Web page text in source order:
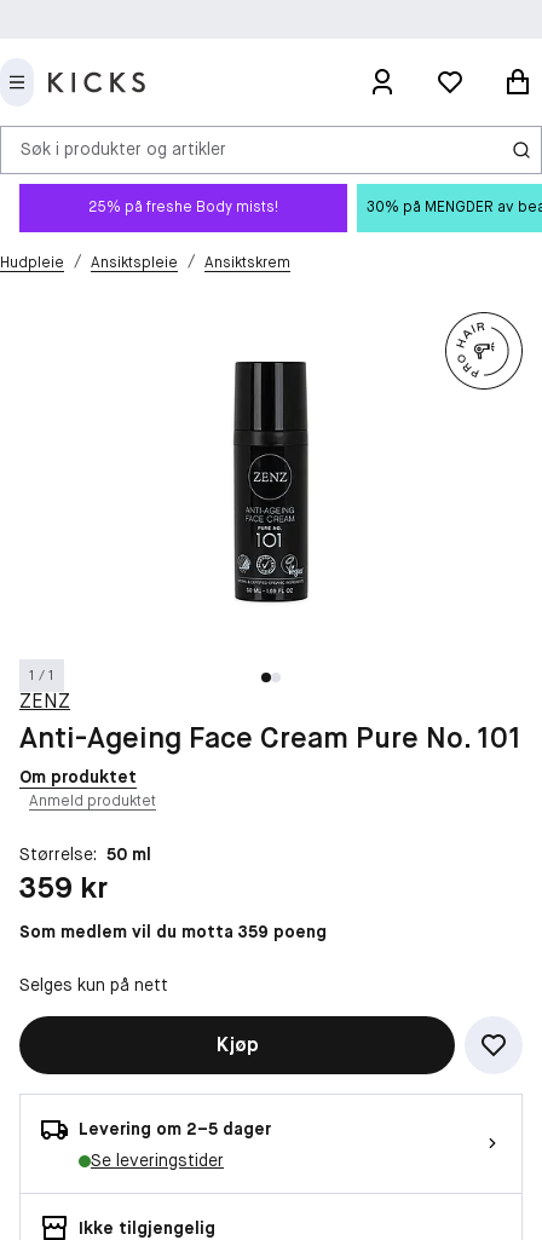
Søk i produkter og artikler
25% på freshe Body mists! 30% på MENGDER av
Hudpleie / Ansiktspleie / Ansiktskrem
1 / 1
ZENZ
Anti-Ageing Face Cream Pure No. 101
Om produktet
Anmeld produktet
Størrelse: 50 ml
Pris: 359 kr
359 kr
Som medlem vil du motta 359 poeng
Selges kun på nett
Kjøp
Levering om 2–5 dager
Se leveringstider
Ikke tilgjengelig